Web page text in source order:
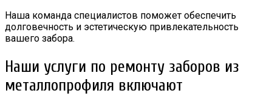
Наша команда специалистов поможет обеспечить
долговечность и эстетическую привлекательность
вашего забора.
Наши услуги по ремонту заборов из
металлопрофиля включают